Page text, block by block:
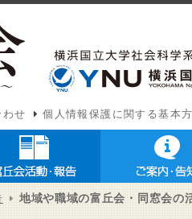
わせ 個人情報保護に関する基本
地域や職域の富丘会・同窓会の